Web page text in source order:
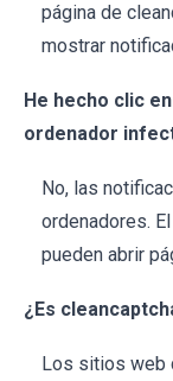
página de
mostrar
He hecho clic
ordenador
No, las
ordenadores.
pueden abrir
¿Es
Los sitios web